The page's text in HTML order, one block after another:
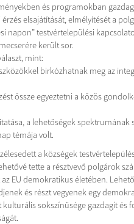
és programokban
elsajátítását, elmélyítését a
napon” testvértelepülési
került sor.
mint:
birkózhatnak meg az
össze egyeztetni a közös
a lehetőségek spektrumának
témája volt.
a községek
tette a résztvevő polgárok
EU demokratikus életében.
és részt vegyenek egy
sokszínűsége gazdagít és